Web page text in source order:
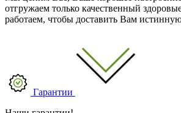
отгружаем только качественный
работаем, чтобы доставить Вам
Гарантии